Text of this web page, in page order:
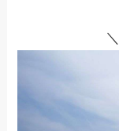
＼